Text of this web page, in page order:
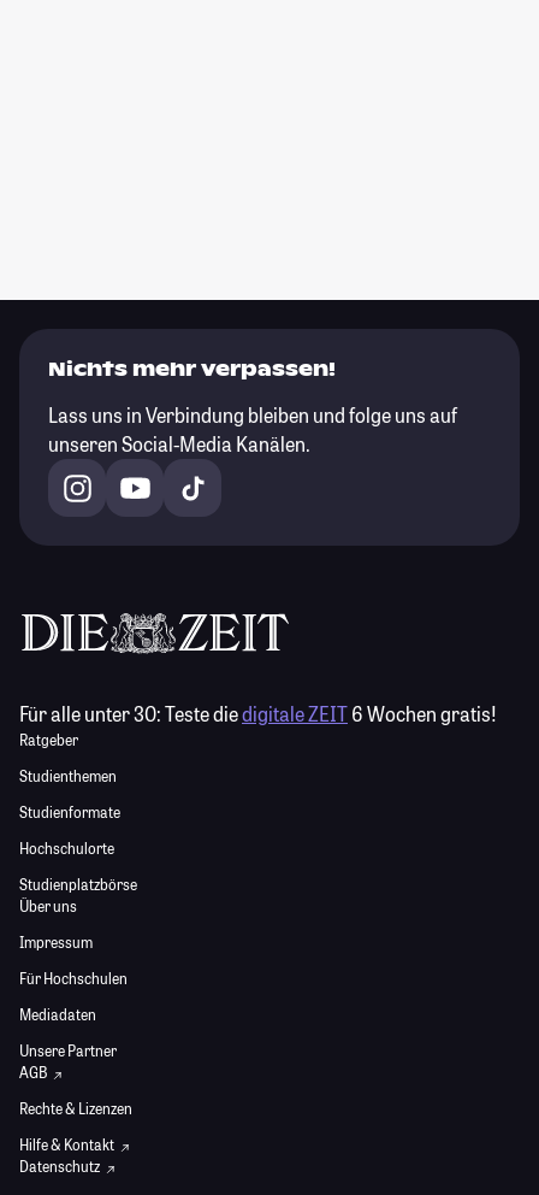
Nichts mehr verpassen!
Lass uns in Verbindung bleiben und folge uns auf
unseren Social-Media Kanälen.
Für alle unter 30:Teste diedigitale ZEIT6 Wochen gratis!
Ratgeber
Studienthemen
Studienformate
Hochschulorte
Studienplatzbörse
Über uns
Impressum
Für Hochschulen
Mediadaten
Unsere Partner
AGB
Rechte & Lizenzen
Hilfe & Kontakt
Datenschutz